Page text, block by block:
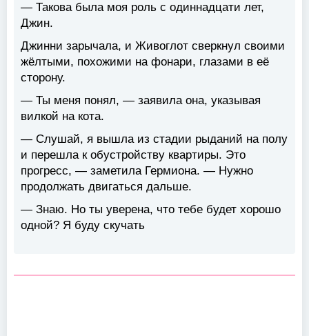
— Такова была моя роль с одиннадцати лет,
Джин.
Джинни зарычала, и Живоглот сверкнул своими
жёлтыми, похожими на фонари, глазами в её
сторону.
— Ты меня понял, — заявила она, указывая
вилкой на кота.
— Слушай, я вышла из стадии рыданий на полу
и перешла к обустройству квартиры. Это
прогресс, — заметила Гермиона. — Нужно
продолжать двигаться дальше.
— Знаю. Но ты уверена, что тебе будет хорошо
одной? Я буду скучать